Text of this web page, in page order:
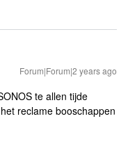
Forum|Forum|2 years ago
te allen tijde
reclame booschappen